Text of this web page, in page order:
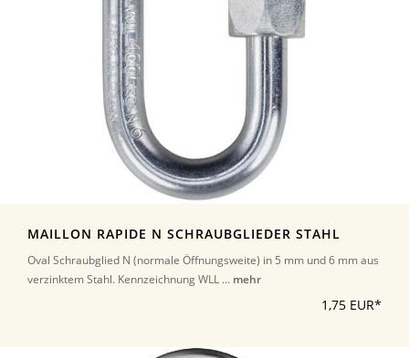
MAILLON RAPIDE N SCHRAUBGLIEDER STAHL
Oval Schraubglied N (normale Öffnungsweite) in 5 mm und 6 mm aus
verzinktem Stahl. Kennzeichnung WLL ... mehr
1,75 EUR*